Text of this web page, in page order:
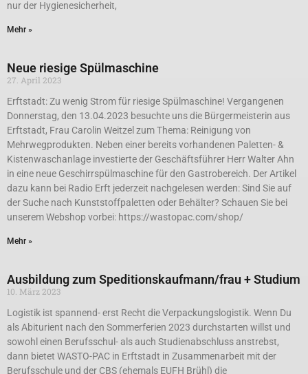
nur der Hygienesicherheit,
Mehr »
Neue riesige Spülmaschine
27. April 2023
Erftstadt: Zu wenig Strom für riesige Spülmaschine! Vergangenen
Donnerstag, den 13.04.2023 besuchte uns die Bürgermeisterin aus
Erftstadt, Frau Carolin Weitzel zum Thema: Reinigung von
Mehrwegprodukten. Neben einer bereits vorhandenen Paletten- &
Kistenwaschanlage investierte der Geschäftsführer Herr Walter Ahn
in eine neue Geschirrspülmaschine für den Gastrobereich. Der Artikel
dazu kann bei Radio Erft jederzeit nachgelesen werden: Sind Sie auf
der Suche nach Kunststoffpaletten oder Behälter? Schauen Sie bei
unserem Webshop vorbei: https://wastopac.com/shop/
Mehr »
Ausbildung zum Speditionskaufmann/frau + Studium
10. März 2023
Logistik ist spannend- erst Recht die Verpackungslogistik. Wenn Du
als Abiturient nach den Sommerferien 2023 durchstarten willst und
sowohl einen Berufsschul- als auch Studienabschluss anstrebst,
dann bietet WASTO-PAC in Erftstadt in Zusammenarbeit mit der
Berufsschule und der CBS (ehemals EUFH Brühl) die